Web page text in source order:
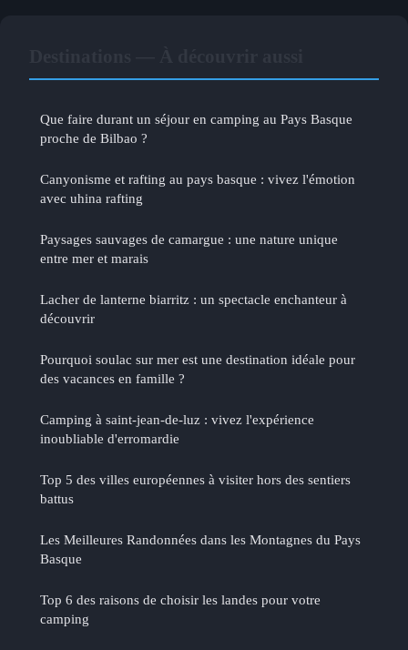
Que faire durant un séjour en camping au Pays Basque
proche de Bilbao ?
Canyonisme et rafting au pays basque : vivez l'émotion
avec uhina rafting
Paysages sauvages de camargue : une nature unique
entre mer et marais
Lacher de lanterne biarritz : un spectacle enchanteur à
découvrir
Pourquoi soulac sur mer est une destination idéale pour
des vacances en famille ?
Camping à saint-jean-de-luz : vivez l'expérience
inoubliable d'erromardie
Top 5 des villes européennes à visiter hors des sentiers
battus
Les Meilleures Randonnées dans les Montagnes du Pays
Basque
Top 6 des raisons de choisir les landes pour votre
camping